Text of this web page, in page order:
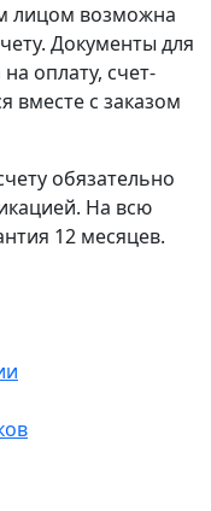
лицом возможна
Документы для
оплату, счет-
вместе с заказом
обязательно
На всю
12 месяцев.